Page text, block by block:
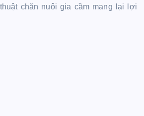
chăn nuôi gia cầm mang lại lợi